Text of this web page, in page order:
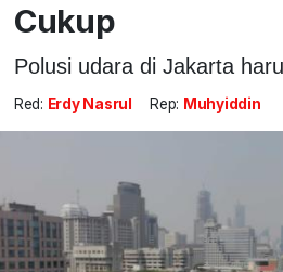
Cukup
Polusi udara di Jakarta
Red: Erdy Nasrul Rep: Muhyiddin